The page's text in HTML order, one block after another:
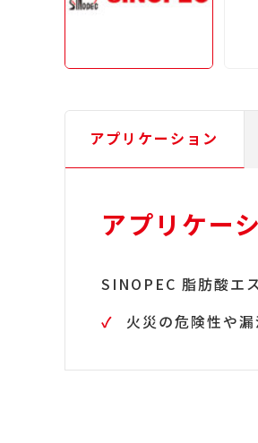
アプリケーション
アプリケー
SINOPEC 脂肪酸エ
火災の危険性や